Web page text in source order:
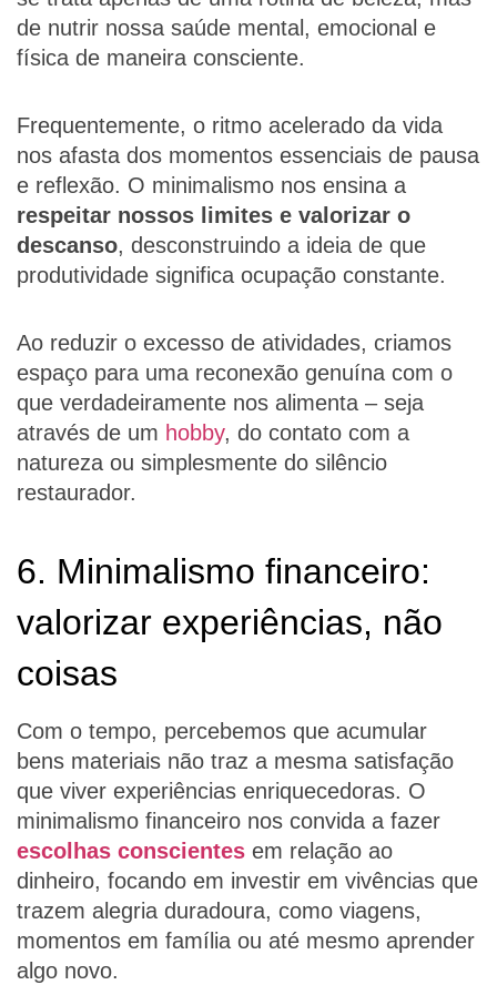
de nutrir nossa saúde mental, emocional e
física de maneira consciente.
Frequentemente, o ritmo acelerado da vida
nos afasta dos momentos essenciais de pausa
e reflexão. O minimalismo nos ensina a
respeitar nossos limites e valorizar o
descanso, desconstruindo a ideia de que
produtividade significa ocupação constante.
Ao reduzir o excesso de atividades, criamos
espaço para uma reconexão genuína com o
que verdadeiramente nos alimenta – seja
através de um hobby, do contato com a
natureza ou simplesmente do silêncio
restaurador.
6. Minimalismo financeiro:
valorizar experiências, não
coisas
Com o tempo, percebemos que acumular
bens materiais não traz a mesma satisfação
que viver experiências enriquecedoras. O
minimalismo financeiro nos convida a fazer
escolhas conscientes em relação ao
dinheiro, focando em investir em vivências que
trazem alegria duradoura, como viagens,
momentos em família ou até mesmo aprender
algo novo.